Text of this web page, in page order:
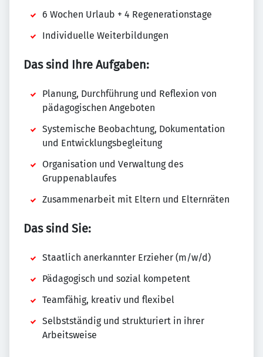
6 Wochen Urlaub + 4 Regenerationstage
Individuelle Weiterbildungen
Das sind Ihre Aufgaben:
Planung, Durchführung und Reflexion von
pädagogischen Angeboten
Systemische Beobachtung, Dokumentation
und Entwicklungsbegleitung
Organisation und Verwaltung des
Gruppenablaufes
Zusammenarbeit mit Eltern und Elternräten
Das sind Sie:
Staatlich anerkannter Erzieher (m/w/d)
Pädagogisch und sozial kompetent
Teamfähig, kreativ und flexibel
Selbstständig und strukturiert in ihrer
Arbeitsweise